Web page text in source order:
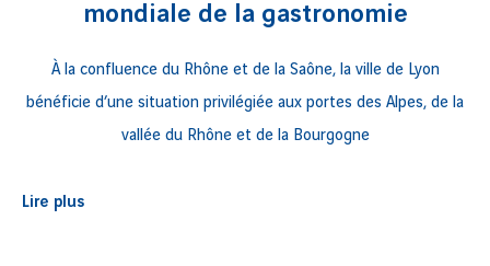
mondiale de la gastronomie
À la confluence du Rhône et de la Saône, la ville de Lyon
bénéficie d’une situation privilégiée aux portes des Alpes, de la
vallée du Rhône et de la Bourgogne
Les quartiers historiques de
Lire plus